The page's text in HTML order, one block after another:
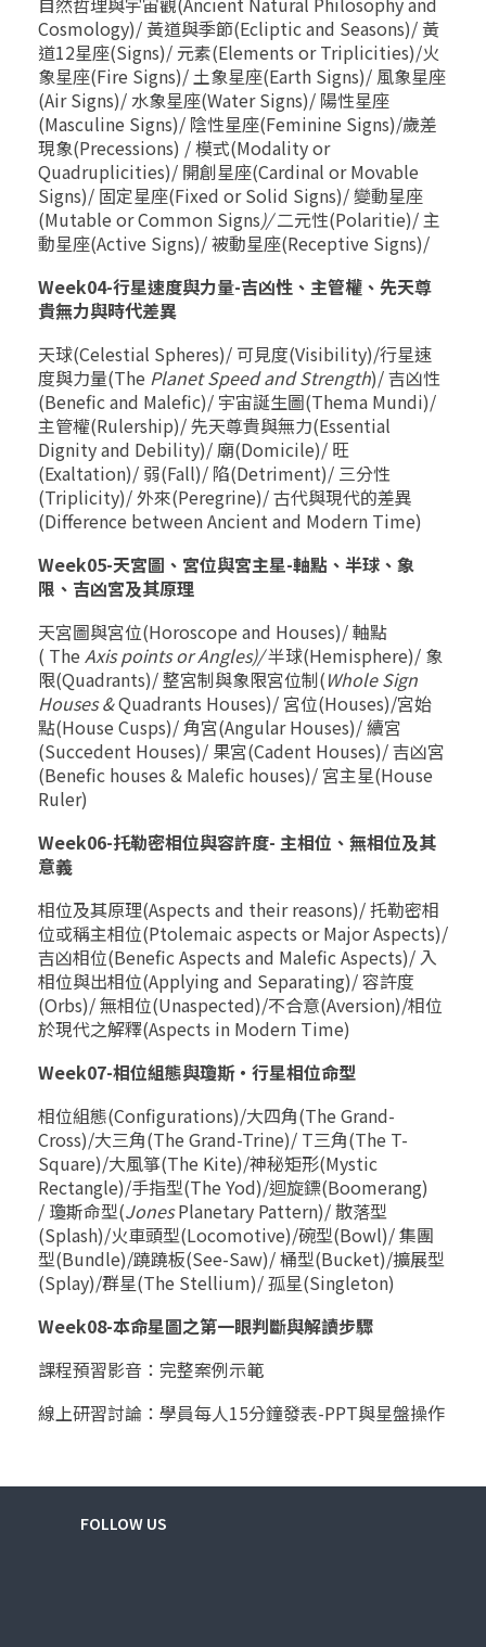
Cosmology)/ 黃道與季節(Ecliptic and Seasons)/ 黃
道12星座(Signs)/ 元素(Elements or Triplicities)/火
象星座(Fire Signs)/ 土象星座(Earth Signs)/ 風象星座
(Air Signs)/ 水象星座(Water Signs)/ 陽性星座
(Masculine Signs)/ 陰性星座(Feminine Signs)/歲差
現象(Precessions) / 模式(Modality or
Quadruplicities)/ 開創星座(Cardinal or Movable
Signs)/ 固定星座(Fixed or Solid Signs)/ 變動星座
(Mutable or Common Signs)/二元性(Polaritie)/ 主
動星座(Active Signs)/ 被動星座(Receptive Signs)/
Week04-行星速度與力量-吉凶性、主管權、先天尊
貴無力與時代差異
天球(Celestial Spheres)/ 可見度(Visibility)/行星速
度與力量(The Planet Speed and Strength)/ 吉凶性
(Benefic and Malefic)/ 宇宙誕生圖(Thema Mundi)/
主管權(Rulership)/ 先天尊貴與無力(Essential
Dignity and Debility)/ 廟(Domicile)/ 旺
(Exaltation)/ 弱(Fall)/ 陷(Detriment)/ 三分性
(Triplicity)/ 外來(Peregrine)/ 古代與現代的差異
(Difference between Ancient and Modern Time)
Week05-天宮圖、宮位與宮主星-軸點、半球、象
限、吉凶宮及其原理
天宮圖與宮位(Horoscope and Houses)/ 軸點
( TheAxis points or Angles)/半球(Hemisphere)/ 象
限(Quadrants)/ 整宮制與象限宮位制(Whole Sign
Houses &Quadrants Houses)/ 宮位(Houses)/宮始
點(House Cusps)/ 角宮(Angular Houses)/ 續宮
(Succedent Houses)/ 果宮(Cadent Houses)/ 吉凶宮
(Benefic houses & Malefic houses)/ 宮主星(House
Ruler)
Week06-托勒密相位與容許度- 主相位、無相位及其
意義
相位及其原理(Aspects and their reasons)/ 托勒密相
位或稱主相位(Ptolemaic aspects or Major Aspects)/
吉凶相位(Benefic Aspects and Malefic Aspects)/ 入
相位與出相位(Applying and Separating)/ 容許度
(Orbs)/ 無相位(Unaspected)/不合意(Aversion)/相位
於現代之解釋(Aspects in Modern Time)
Week07-相位組態與瓊斯‧行星相位命型
相位組態(Configurations)/大四角(The Grand-
Cross)/大三角(The Grand-Trine)/ T三角(The T-
Square)/大風箏(The Kite)/神秘矩形(Mystic
Rectangle)/手指型(The Yod)/迴旋鏢(Boomerang)
/ 瓊斯命型(JonesPlanetary Pattern)/ 散落型
(Splash)/火車頭型(Locomotive)/碗型(Bowl)/ 集團
型(Bundle)/蹺蹺板(See-Saw)/ 桶型(Bucket)/擴展型
(Splay)/群星(The Stellium)/ 孤星(Singleton)
Week08-本命星圖之第一眼判斷與解讀步驟
課程預習影音：完整案例示範
線上研習討論：學員每人15分鐘發表-PPT與星盤操作
FOLLOW US